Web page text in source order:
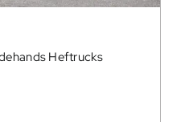
Heftrucks